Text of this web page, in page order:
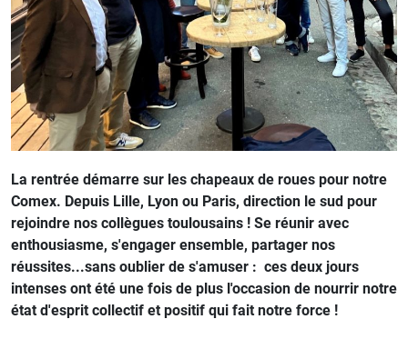
La rentrée démarre sur les chapeaux de roues pour notre
Comex. Depuis Lille, Lyon ou Paris, direction le sud pour
rejoindre nos collègues toulousains ! Se réunir avec
enthousiasme, s'engager ensemble, partager nos
réussites...sans oublier de s'amuser : ces deux jours
intenses ont été une fois de plus l'occasion de nourrir notre
état d'esprit collectif et positif qui fait notre force !